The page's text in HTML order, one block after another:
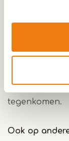
Voor iedere
leeftijden. Je
zoek zijn
tegenkomen.
Ook op